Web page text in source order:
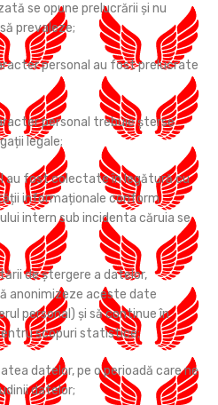
se opune prelucrării și nu
prevaleze;
personal au fost prelucrate
personal trebuie șterse
legale;
au fost colectate în legătură cu
informaționale conform
intern sub incidenta căruia se
de ștergere a datelor,
aceste date
personal) și să continue în
scopuri statistice;
datelor, pe o perioadă care ne
datelor;